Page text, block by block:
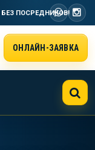
БЕЗ ПОСРЕДНИКОВ!
ОНЛАЙН-ЗАЯВКА